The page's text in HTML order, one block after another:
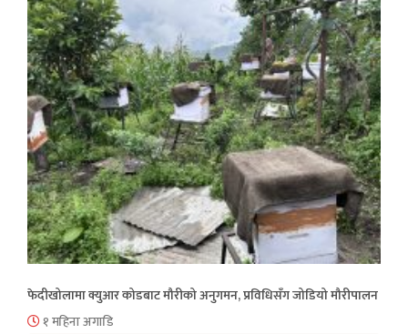
फेदीखोलामा क्युआर कोडबाट मौरीको अनुगमन, प्रविधिसँग जोडियो मौरीपालन
१ महिना अगाडि